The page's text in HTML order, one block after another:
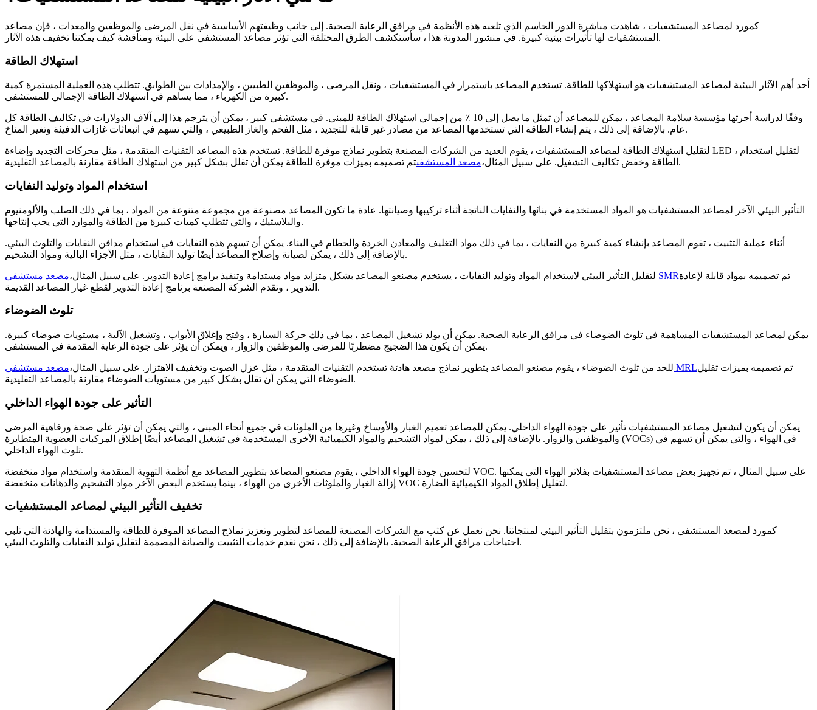
كمورد لمصاعد المستشفيات ، شاهدت مباشرة الدور الحاسم الذي تلعبه هذه الأنظمة في مرافق الرعاية الصحية. إلى جانب وظيفتهم الأساسية في نقل المرضى والموظفين والمعدات ، فإن مصاعد
المستشفيات لها تأثيرات بيئية كبيرة. في منشور المدونة هذا ، سأستكشف الطرق المختلفة التي تؤثر مصاعد المستشفى على البيئة ومناقشة كيف يمكننا تخفيف هذه الآثار.
استهلاك الطاقة
أحد أهم الآثار البيئية لمصاعد المستشفيات هو استهلاكها للطاقة. تستخدم المصاعد باستمرار في المستشفيات ، ونقل المرضى ، والموظفين الطبيين ، والإمدادات بين الطوابق. تتطلب هذه العملية المستمرة كمية
كبيرة من الكهرباء ، مما يساهم في استهلاك الطاقة الإجمالي للمستشفى.
وفقًا لدراسة أجرتها مؤسسة سلامة المصاعد ، يمكن للمصاعد أن تمثل ما يصل إلى 10 ٪ من إجمالي استهلاك الطاقة للمبنى. في مستشفى كبير ، يمكن أن يترجم هذا إلى آلاف الدولارات في تكاليف الطاقة كل
عام. بالإضافة إلى ذلك ، يتم إنشاء الطاقة التي تستخدمها المصاعد من مصادر غير قابلة للتجديد ، مثل الفحم والغاز الطبيعي ، والتي تسهم في انبعاثات غازات الدفيئة وتغير المناخ.
لتقليل استهلاك الطاقة لمصاعد المستشفيات ، يقوم العديد من الشركات المصنعة بتطوير نماذج موفرة للطاقة. تستخدم هذه المصاعد التقنيات المتقدمة ، مثل محركات التجديد وإضاءة LED ، لتقليل استخدام
الطاقة وخفض تكاليف التشغيل. على سبيل المثال،مصعد المستشفى تم تصميمه بميزات موفرة للطاقة يمكن أن تقلل بشكل كبير من استهلاك الطاقة مقارنة بالمصاعد التقليدية.
استخدام المواد وتوليد النفايات
التأثير البيئي الآخر لمصاعد المستشفيات هو المواد المستخدمة في بنائها والنفايات الناتجة أثناء تركيبها وصيانتها. عادة ما تكون المصاعد مصنوعة من مجموعة متنوعة من المواد ، بما في ذلك الصلب والألومنيوم
والبلاستيك ، والتي تتطلب كميات كبيرة من الطاقة والموارد التي يجب إنتاجها.
أثناء عملية التثبيت ، تقوم المصاعد بإنشاء كمية كبيرة من النفايات ، بما في ذلك مواد التغليف والمعادن الخردة والحطام في البناء. يمكن أن تسهم هذه النفايات في استخدام مدافن النفايات والتلوث البيئي.
بالإضافة إلى ذلك ، يمكن لصيانة وإصلاح المصاعد أيضًا توليد النفايات ، مثل الأجزاء البالية ومواد التشحيم.
لتقليل التأثير البيئي لاستخدام المواد وتوليد النفايات ، يستخدم مصنعو المصاعد بشكل متزايد مواد مستدامة وتنفيذ برامج إعادة التدوير. على سبيل المثال، مصعد مستشفى SMRتم تصميمه بمواد قابلة لإعادة
التدوير ، وتقدم الشركة المصنعة برنامج إعادة التدوير لقطع غيار المصاعد القديمة.
تلوث الضوضاء
يمكن لمصاعد المستشفيات المساهمة في تلوث الضوضاء في مرافق الرعاية الصحية. يمكن أن يولد تشغيل المصاعد ، بما في ذلك حركة السيارة ، وفتح وإغلاق الأبواب ، وتشغيل الآلية ، مستويات ضوضاء كبيرة.
يمكن أن يكون هذا الضجيج مضطربًا للمرضى والموظفين والزوار ، ويمكن أن يؤثر على جودة الرعاية المقدمة في المستشفى.
للحد من تلوث الضوضاء ، يقوم مصنعو المصاعد بتطوير نماذج مصعد هادئة تستخدم التقنيات المتقدمة ، مثل عزل الصوت وتخفيف الاهتزاز. على سبيل المثال، مصعد مستشفى MRLتم تصميمه بميزات تقليل
الضوضاء التي يمكن أن تقلل بشكل كبير من مستويات الضوضاء مقارنة بالمصاعد التقليدية.
التأثير على جودة الهواء الداخلي
يمكن أن يكون لتشغيل مصاعد المستشفيات تأثير على جودة الهواء الداخلي. يمكن للمصاعد تعميم الغبار والأوساخ وغيرها من الملوثات في جميع أنحاء المبنى ، والتي يمكن أن تؤثر على صحة ورفاهية المرضى
والموظفين والزوار. بالإضافة إلى ذلك ، يمكن لمواد التشحيم والمواد الكيميائية الأخرى المستخدمة في تشغيل المصاعد أيضًا إطلاق المركبات العضوية المتطايرة (VOCs) في الهواء ، والتي يمكن أن تسهم في
تلوث الهواء الداخلي.
لتحسين جودة الهواء الداخلي ، يقوم مصنعو المصاعد بتطوير المصاعد مع أنظمة التهوية المتقدمة واستخدام مواد منخفضة VOC. على سبيل المثال ، تم تجهيز بعض مصاعد المستشفيات بفلاتر الهواء التي يمكنها
إزالة الغبار والملوثات الأخرى من الهواء ، بينما يستخدم البعض الآخر مواد التشحيم والدهانات منخفضة VOC لتقليل إطلاق المواد الكيميائية الضارة.
تخفيف التأثير البيئي لمصاعد المستشفيات
كمورد لمصعد المستشفى ، نحن ملتزمون بتقليل التأثير البيئي لمنتجاتنا. نحن نعمل عن كثب مع الشركات المصنعة للمصاعد لتطوير وتعزيز نماذج المصاعد الموفرة للطاقة والمستدامة والهادئة التي تلبي
احتياجات مرافق الرعاية الصحية. بالإضافة إلى ذلك ، نحن نقدم خدمات التثبيت والصيانة المصممة لتقليل توليد النفايات والتلوث البيئي.